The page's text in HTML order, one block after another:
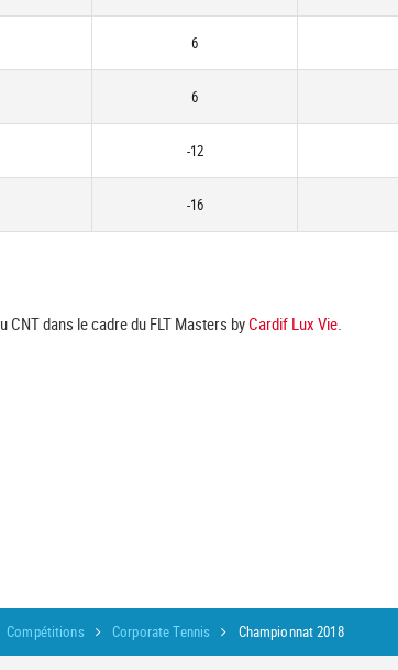
6
6
-12
-16
dans le cadre du FLT Masters byCardif Lux Vie.
Compétitions Corporate Tennis Championnat 2018